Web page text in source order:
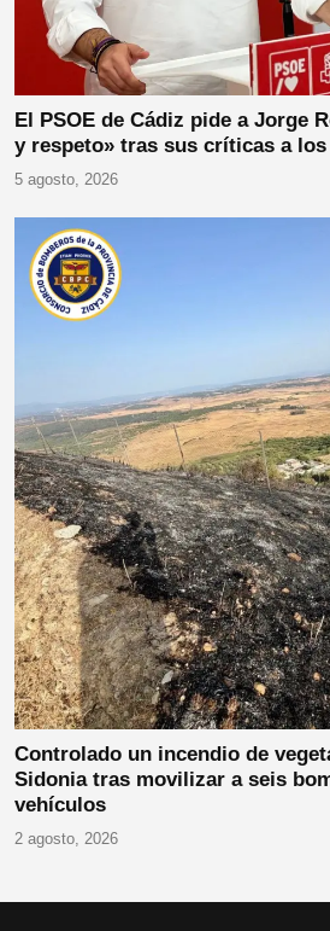
El PSOE de Cádiz pide a Jorge
y respeto» tras sus críticas a
5 agosto, 2026
Controlado un incendio de
Sidonia tras movilizar a seis
vehículos
2 agosto, 2026